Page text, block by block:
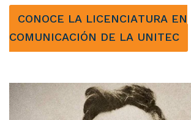
CONOCE LA LICENCIATURA EN
COMUNICACIÓN DE LA UNITEC